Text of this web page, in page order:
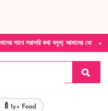
×
আমাদের যেকোনো পণ্য হাতে নিয়ে
🍼 1y+ Food